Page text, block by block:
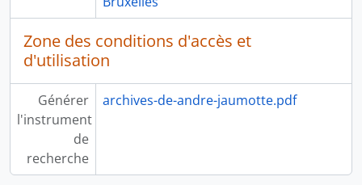
Zone des conditions d'accès et
d'utilisation
Générer
l'instrument
de
recherche
archives-de-andre-jaumotte.pdf